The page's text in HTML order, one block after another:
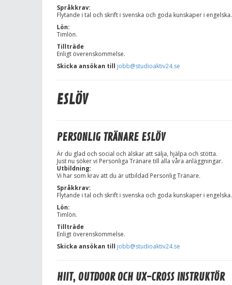
Språkkrav:
Flytande i tal och skrift i svenska och goda kunskaper i engelska.
Lön:
Timlön.
Tillträde
Enligt överenskommelse.
Skicka ansökan till jobb@studioaktiv24.se
ESLÖV
PERSONLIG TRÄNARE ESLÖV
Är du glad och social och älskar att sälja, hjälpa och stötta.
Just nu söker vi Personliga Tränare till alla våra anläggningar.
Utbildning:
Vi har som krav att du är utbildad Personlig Tränare.
Språkkrav:
Flytande i tal och skrift i svenska och goda kunskaper i engelska.
Lön:
Timlön.
Tillträde
Enligt överenskommelse.
Skicka ansökan till jobb@studioaktiv24.se
HIIT, OUTDOOR OCH UX-CROSS INSTRUKTÖR